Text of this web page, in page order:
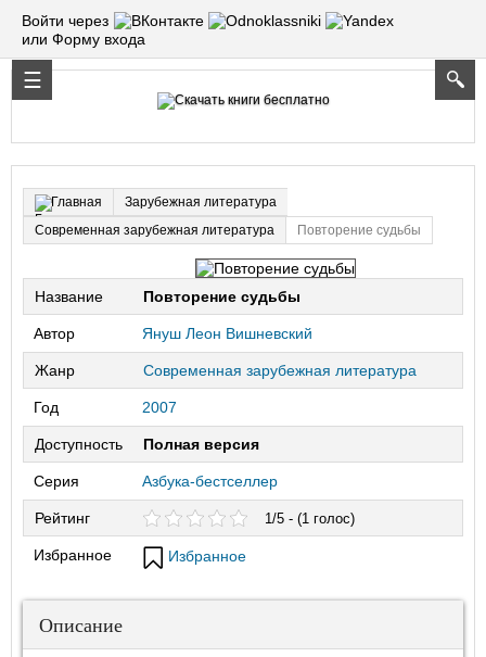
Войти через
или Форму входа
Главная
Зарубежная литература
Современная зарубежная литература
Повторение судьбы
Название Повторение судьбы
Автор Януш Леон Вишневский
Жанр Современная зарубежная литература
Год 2007
Доступность Полная версия
Серия Азбука-бестселлер
Рейтинг 1/5 - (1 голос)
Избранное Избранное
Описание